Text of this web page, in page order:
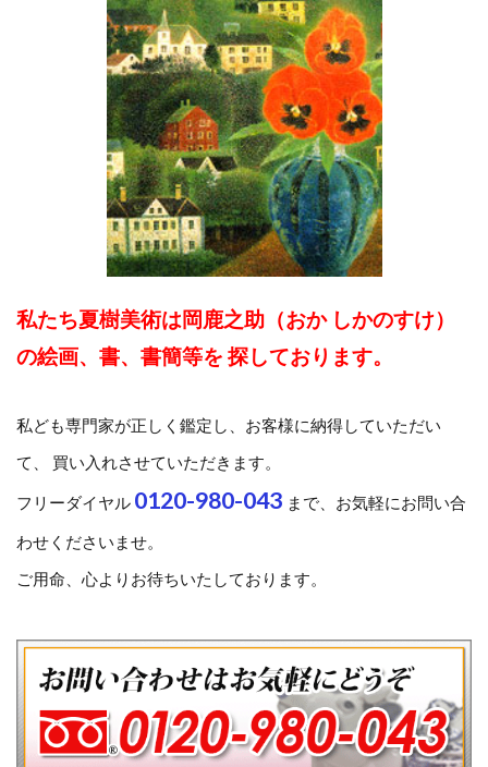
私たち夏樹美術は岡鹿之助（おか しかのすけ）
の絵画、書、書簡等を 探しております。
私ども専門家が正しく鑑定し、お客様に納得していただい
て、 買い入れさせていただきます。
フリーダイヤル 0120-980-043 まで、お気軽にお問い合
わせくださいませ。
ご用命、心よりお待ちいたしております。